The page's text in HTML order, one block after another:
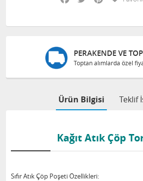
PERAKENDE VE
Toptan alımlarda özel
Ürün Bilgisi Teklif
Kağıt Atık Çöp
Sıfır Atık Çöp Poşeti Özellikleri: